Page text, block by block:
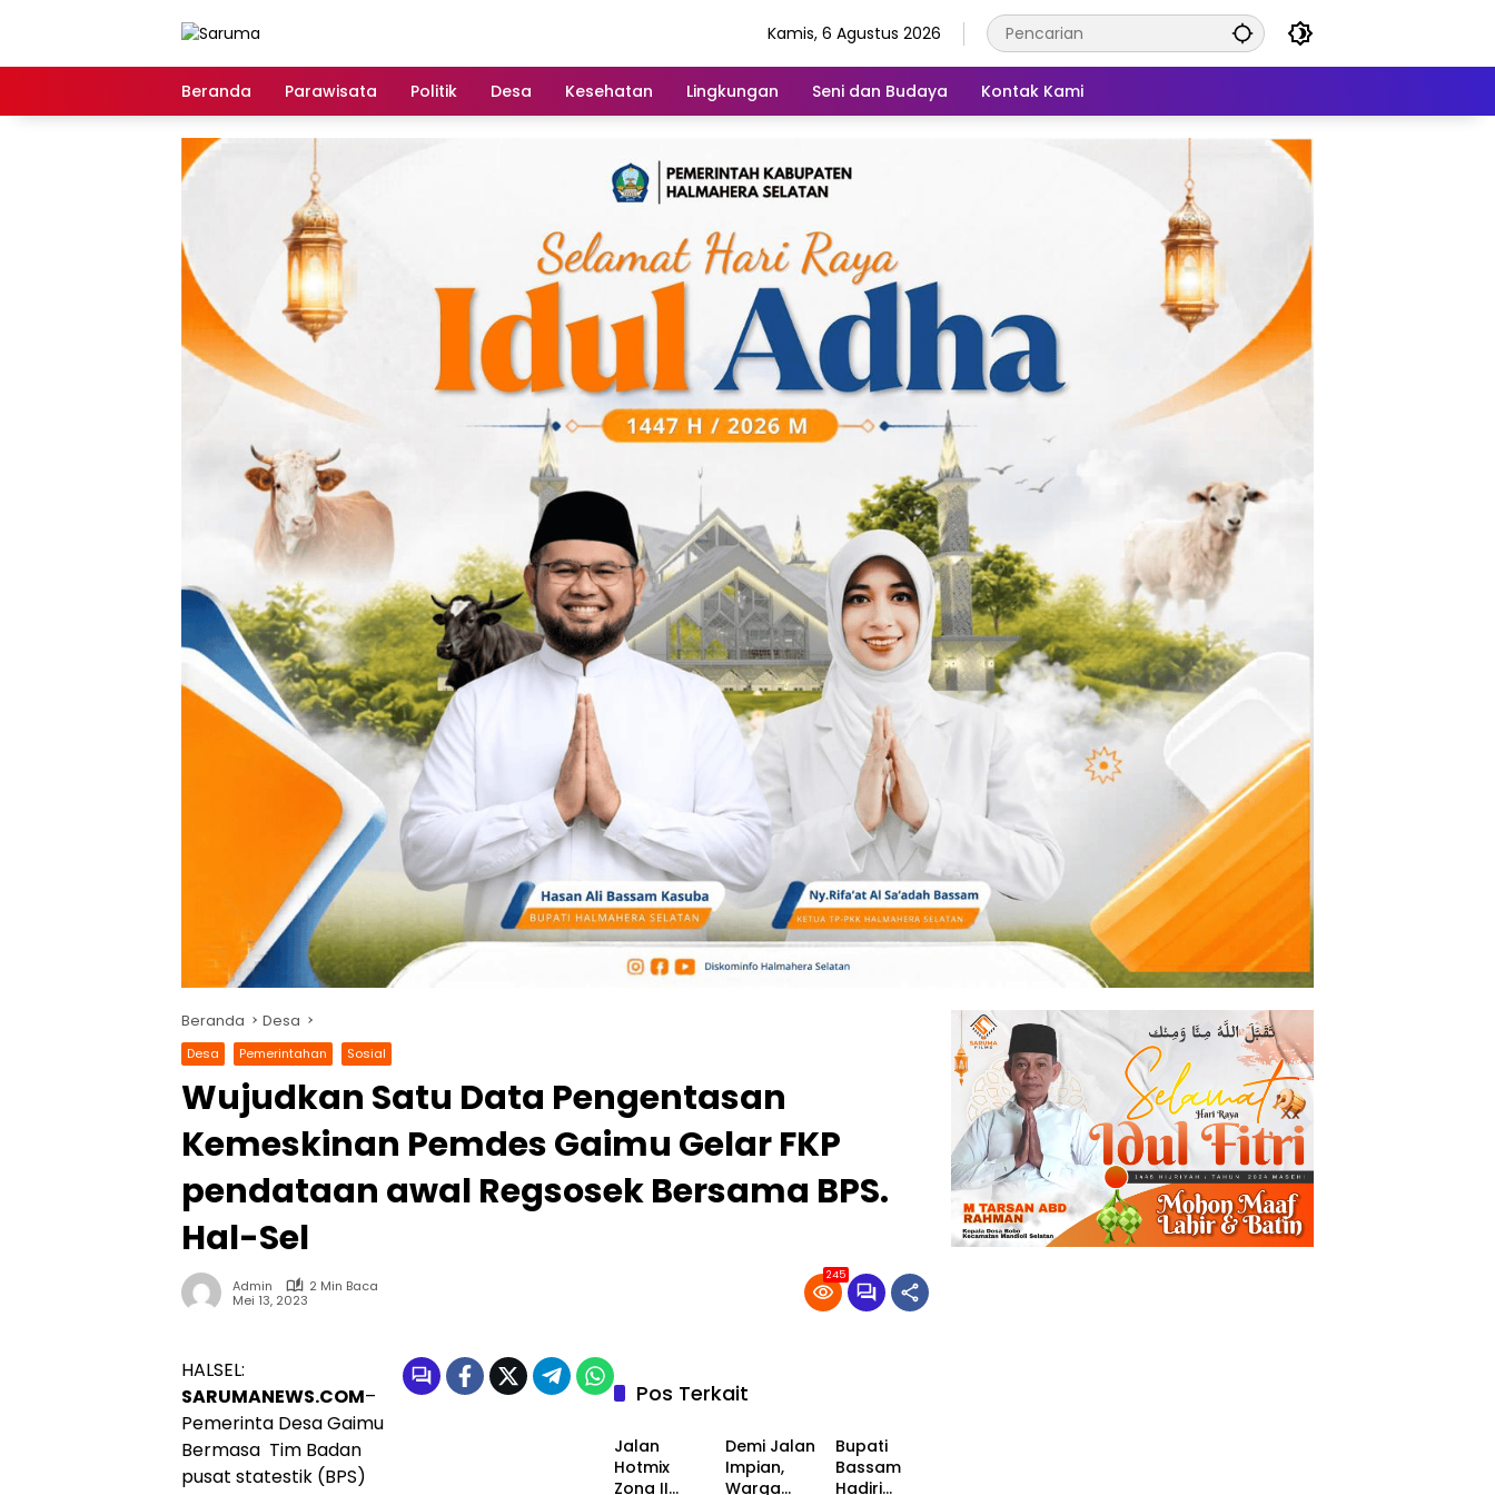
Kamis, 6 Agustus 2026
Beranda Parawisata Politik Desa Kesehatan Lingkungan Seni dan Budaya Kontak Kami
Beranda Desa
Desa Pemerintahan Sosial
Wujudkan Satu Data Pengentasan
Kemeskinan Pemdes Gaimu Gelar FKP
pendataan awal Regsosek Bersama BPS.
Hal-Sel
Admin
2 Min Baca
Mei 13, 2023
245
HALSEL:
SARUMANEWS.COM–
Pemerinta Desa Gaimu
Bermasa Tim Badan
pusat statestik (BPS)
Pos Terkait
Pemerintahan
Jalan
Hotmix
Zona II
Pemerintahan
Demi Jalan
Impian,
Warga
Bupati
Bassam
Hadiri